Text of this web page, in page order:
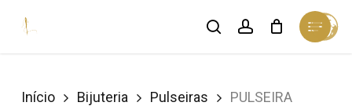
searchaccount
Menu
Close
Cart
Início Bijuteria Pulseiras
PULSEIRA